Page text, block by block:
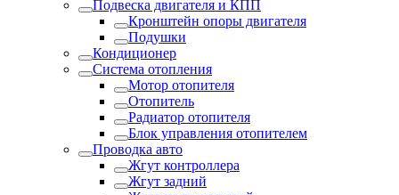
Подвеска двигателя и КПП
Кронштейн опоры двигателя
Подушки
Кондиционер
Система отопления
Мотор отопителя
Отопитель
Радиатор отопителя
Блок управления отопителем
Проводка авто
Жгут контроллера
Жгут задний